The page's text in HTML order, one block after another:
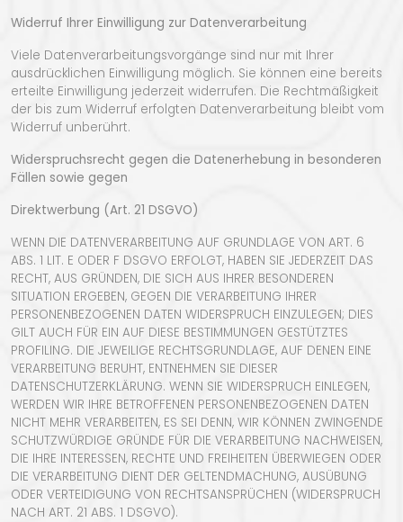
Widerruf Ihrer Einwilligung zur Datenverarbeitung
Viele Datenverarbeitungsvorgänge sind nur mit Ihrer
ausdrücklichen Einwilligung möglich. Sie können eine bereits
erteilte Einwilligung jederzeit widerrufen. Die Rechtmäßigkeit
der bis zum Widerruf erfolgten Datenverarbeitung bleibt vom
Widerruf unberührt.
Widerspruchsrecht gegen die Datenerhebung in besonderen
Fällen sowie gegen
Direktwerbung (Art. 21 DSGVO)
WENN DIE DATENVERARBEITUNG AUF GRUNDLAGE VON ART. 6
ABS. 1 LIT. E ODER F DSGVO ERFOLGT, HABEN SIE JEDERZEIT DAS
RECHT, AUS GRÜNDEN, DIE SICH AUS IHRER BESONDEREN
SITUATION ERGEBEN, GEGEN DIE VERARBEITUNG IHRER
PERSONENBEZOGENEN DATEN WIDERSPRUCH EINZULEGEN; DIES
GILT AUCH FÜR EIN AUF DIESE BESTIMMUNGEN GESTÜTZTES
PROFILING. DIE JEWEILIGE RECHTSGRUNDLAGE, AUF DENEN EINE
VERARBEITUNG BERUHT, ENTNEHMEN SIE DIESER
DATENSCHUTZERKLÄRUNG. WENN SIE WIDERSPRUCH EINLEGEN,
WERDEN WIR IHRE BETROFFENEN PERSONENBEZOGENEN DATEN
NICHT MEHR VERARBEITEN, ES SEI DENN, WIR KÖNNEN ZWINGENDE
SCHUTZWÜRDIGE GRÜNDE FÜR DIE VERARBEITUNG NACHWEISEN,
DIE IHRE INTERESSEN, RECHTE UND FREIHEITEN ÜBERWIEGEN ODER
DIE VERARBEITUNG DIENT DER GELTENDMACHUNG, AUSÜBUNG
ODER VERTEIDIGUNG VON RECHTSANSPRÜCHEN (WIDERSPRUCH
NACH ART. 21 ABS. 1 DSGVO).